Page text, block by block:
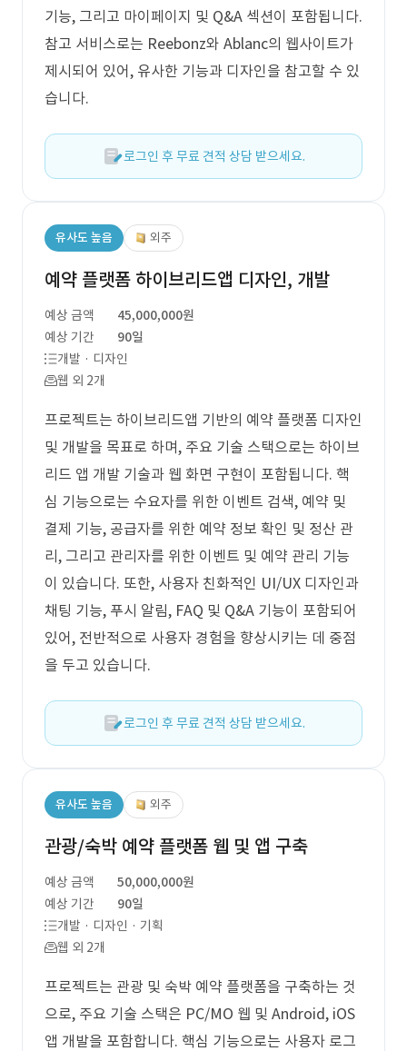
기능, 그리고 마이페이지 및 Q&A 섹션이 포함됩니다.
참고 서비스로는 Reebonz와 Ablanc의 웹사이트가
제시되어 있어, 유사한 기능과 디자인을 참고할 수 있
습니다.
로그인 후 무료 견적 상담 받으세요.
유사도 높음 외주
예약 플랫폼 하이브리드앱 디자인, 개발
예상 금액
45,000,000원
예상 기간
90일
개발 · 디자인
웹 외 2개
프로젝트는 하이브리드앱 기반의 예약 플랫폼 디자인
및 개발을 목표로 하며, 주요 기술 스택으로는 하이브
리드 앱 개발 기술과 웹 화면 구현이 포함됩니다. 핵
심 기능으로는 수요자를 위한 이벤트 검색, 예약 및
결제 기능, 공급자를 위한 예약 정보 확인 및 정산 관
리, 그리고 관리자를 위한 이벤트 및 예약 관리 기능
이 있습니다. 또한, 사용자 친화적인 UI/UX 디자인과
채팅 기능, 푸시 알림, FAQ 및 Q&A 기능이 포함되어
있어, 전반적으로 사용자 경험을 향상시키는 데 중점
을 두고 있습니다.
로그인 후 무료 견적 상담 받으세요.
유사도 높음 외주
관광/숙박 예약 플랫폼 웹 및 앱 구축
예상 금액
50,000,000원
예상 기간
90일
개발 · 디자인 · 기획
웹 외 2개
프로젝트는 관광 및 숙박 예약 플랫폼을 구축하는 것
으로, 주요 기술 스택은 PC/MO 웹 및 Android, iOS
앱 개발을 포함합니다. 핵심 기능으로는 사용자 로그